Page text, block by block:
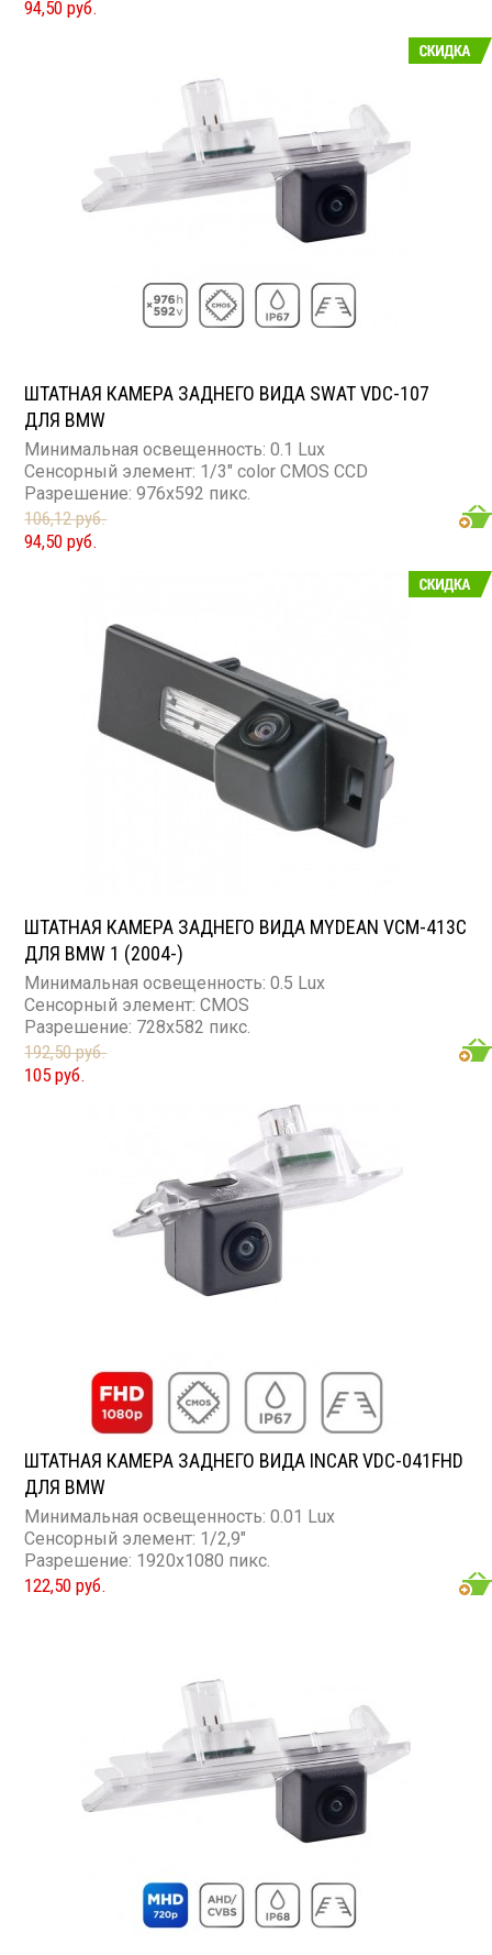
94,50 руб.
ШТАТНАЯ КАМЕРА ЗАДНЕГО ВИДА SWAT VDC-107
ДЛЯ BMW
Минимальная освещенность: 0.1 Lux
Сенсорный элемент: 1/3" color CMOS CCD
Разрешение: 976x592 пикс.
106,12 руб.
94,50 руб.
ШТАТНАЯ КАМЕРА ЗАДНЕГО ВИДА MYDEAN VCM-413C
ДЛЯ BMW 1 (2004-)
Минимальная освещенность: 0.5 Lux
Сенсорный элемент: CMOS
Разрешение: 728x582 пикс.
192,50 руб.
105 руб.
ШТАТНАЯ КАМЕРА ЗАДНЕГО ВИДА INCAR VDC-041FHD
ДЛЯ BMW
Минимальная освещенность: 0.01 Lux
Сенсорный элемент: 1/2,9"
Разрешение: 1920x1080 пикс.
122,50 руб.